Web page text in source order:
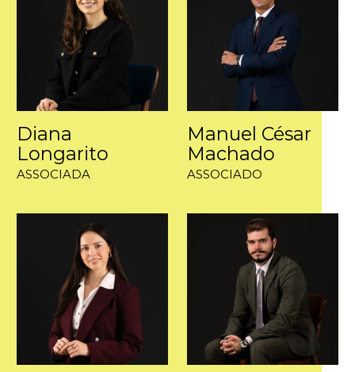
Diana
Longarito
ASSOCIADA
Manuel César
Machado
ASSOCIADO